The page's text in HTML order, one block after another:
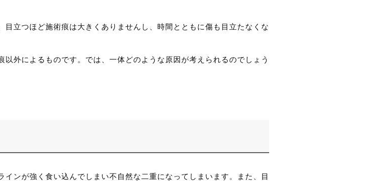
立つほど施術痕は大きくありませんし、時間とともに傷も目立たなくな
外によるものです。では、一体どのような原因が考えられるのでしょう
ンが強く食い込んでしまい不自然な二重になってしまいます。また、目